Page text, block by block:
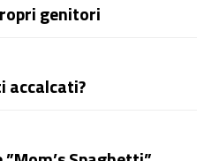
genitori
accalcati?